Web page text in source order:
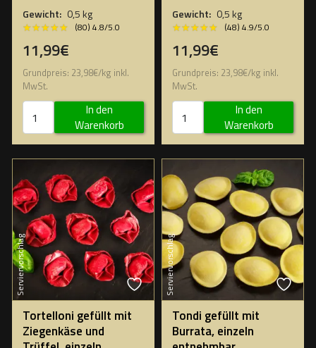
Gewicht: 0,5 kg
★★★★★
★★★★★ (80) 4.8/5.0
11,99€
Grundpreis: 23,98€/kg inkl.
MwSt.
In den
Warenkorb
Gewicht: 0,5 kg
★★★★★
★★★★★ (48) 4.9/5.0
11,99€
Grundpreis: 23,98€/kg inkl.
MwSt.
In den
Warenkorb
Serviervorschlag
Tortelloni gefüllt mit
Ziegenkäse und
Serviervorschlag
Tondi gefüllt mit
Burrata, einzeln